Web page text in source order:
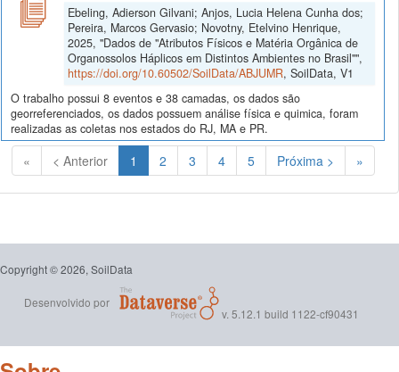
Ebeling, Adierson Gilvani; Anjos, Lucia Helena Cunha dos;
Pereira, Marcos Gervasio; Novotny, Etelvino Henrique,
2025, "Dados de "Atributos Físicos e Matéria Orgânica de
Organossolos Háplicos em Distintos Ambientes no Brasil"",
https://doi.org/10.60502/SoilData/ABJUMR, SoilData, V1
O trabalho possui 8 eventos e 38 camadas, os dados são
georreferenciados, os dados possuem análise física e quimica, foram
realizadas as coletas nos estados do RJ, MA e PR.
« < Anterior 1 (Atual)
2 3 4 5 Próxima > »
Copyright © 2026, SoilData
Desenvolvido por
v. 5.12.1 build 1122-cf90431